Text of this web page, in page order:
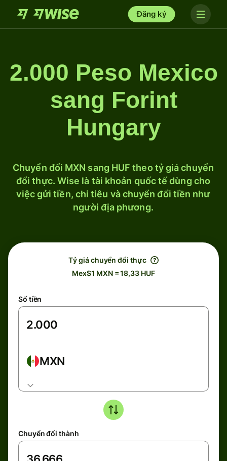
Đăng ký
2.000 Peso Mexico
sang Forint
Hungary
Chuyển đổi MXN sang HUF theo tỷ giá chuyển
đổi thực. Wise là tài khoản quốc tế dùng cho
việc gửi tiền, chi tiêu và chuyển đổi tiền như
người địa phương.
Tỷ giá chuyển đổi thực
Mex$1 MXN = 18,33 HUF
Số tiền
MXN
Chuyển đổi thành